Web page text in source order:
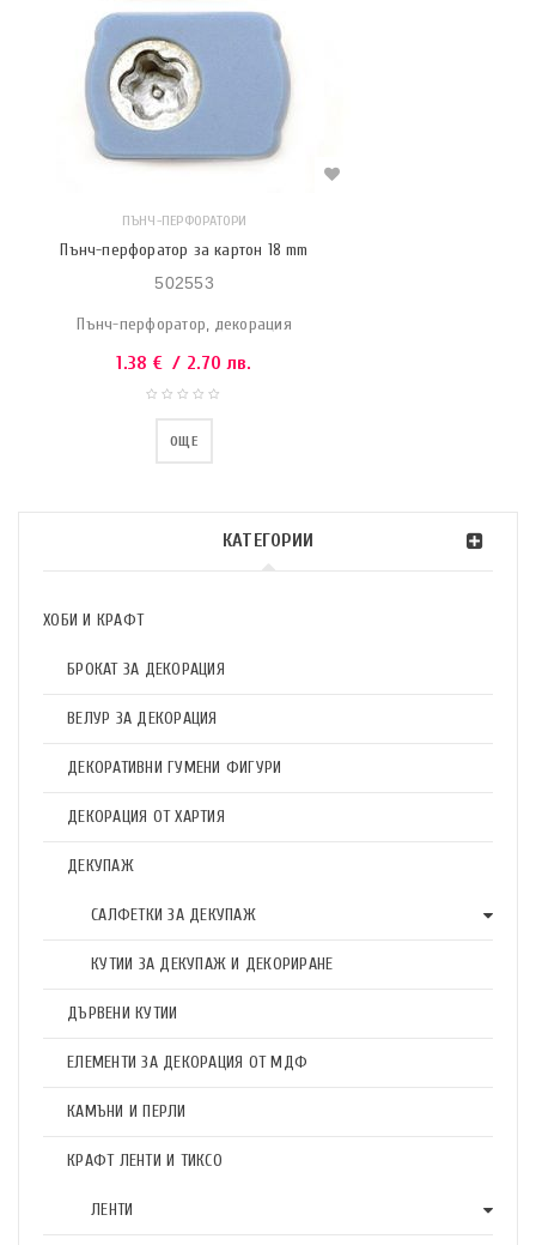
КАТЕГОРИИ
ХОБИ И КРАФТ
БРОКАТ ЗА ДЕКОРАЦИЯ
ВЕЛУР ЗА ДЕКОРАЦИЯ
ДЕКОРАТИВНИ ГУМЕНИ ФИГУРИ
ДЕКОРАЦИЯ ОТ ХАРТИЯ
ДЕКУПАЖ
САЛФЕТКИ ЗА ДЕКУПАЖ
КУТИИ ЗА ДЕКУПАЖ И ДЕКОРИРАНЕ
ДЪРВЕНИ КУТИИ
ЕЛЕМЕНТИ ЗА ДЕКОРАЦИЯ ОТ МДФ
КАМЪНИ И ПЕРЛИ
КРАФТ ЛЕНТИ И ТИКСО
ЛЕНТИ
ПЪНЧ-ПЕРФОРАТОРИ
Пънч-перфоратор за картон 18 mm
502553
Пънч-перфоратор, декорация
1.38 € / 2.70 лв.
ОЩЕ